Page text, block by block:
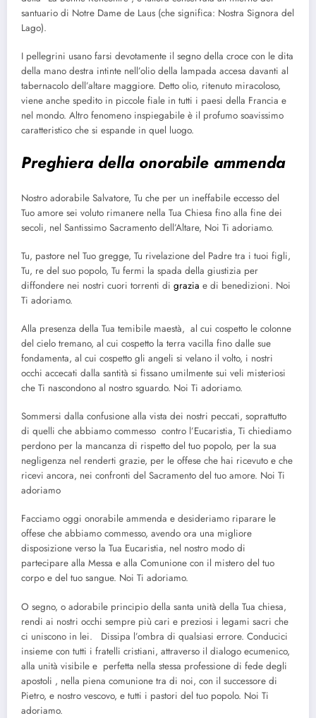
santuario di Notre Dame de Laus (che significa: Nostra Signora del
Lago).
I pellegrini usano farsi devotamente il segno della croce con le dita
della mano destra intinte nell’olio della lampada accesa davanti al
tabernacolo dell’altare maggiore. Detto olio, ritenuto miracoloso,
viene anche spedito in piccole fiale in tutti i paesi della Francia e
nel mondo. Altro fenomeno inspiegabile è il profumo soavissimo
caratteristico che si espande in quel luogo.
Preghiera della onorabile ammenda
Nostro adorabile Salvatore, Tu che per un ineffabile eccesso del
Tuo amore sei voluto rimanere nella Tua Chiesa fino alla fine dei
secoli, nel Santissimo Sacramento dell’Altare, Noi Ti adoriamo.
Tu, pastore nel Tuo gregge, Tu rivelazione del Padre tra i tuoi figli,
Tu, re del suo popolo, Tu fermi la spada della giustizia per
diffondere nei nostri cuori torrenti di grazia e di benedizioni. Noi
Ti adoriamo.
Alla presenza della Tua temibile maestà, al cui cospetto le colonne
del cielo tremano, al cui cospetto la terra vacilla fino dalle sue
fondamenta, al cui cospetto gli angeli si velano il volto, i nostri
occhi accecati dalla santità si fissano umilmente sui veli misteriosi
che Ti nascondono al nostro sguardo. Noi Ti adoriamo.
Sommersi dalla confusione alla vista dei nostri peccati, soprattutto
di quelli che abbiamo commesso contro l’Eucaristia, Ti chiediamo
perdono per la mancanza di rispetto del tuo popolo, per la sua
negligenza nel renderti grazie, per le offese che hai ricevuto e che
ricevi ancora, nei confronti del Sacramento del tuo amore. Noi Ti
adoriamo
Facciamo oggi onorabile ammenda e desideriamo riparare le
offese che abbiamo commesso, avendo ora una migliore
disposizione verso la Tua Eucaristia, nel nostro modo di
partecipare alla Messa e alla Comunione con il mistero del tuo
corpo e del tuo sangue. Noi Ti adoriamo.
O segno, o adorabile principio della santa unità della Tua chiesa,
rendi ai nostri occhi sempre più cari e preziosi i legami sacri che
ci uniscono in lei. Dissipa l’ombra di qualsiasi errore. Conducici
insieme con tutti i fratelli cristiani, attraverso il dialogo ecumenico,
alla unità visibile e perfetta nella stessa professione di fede degli
apostoli , nella piena comunione tra di noi, con il successore di
Pietro, e nostro vescovo, e tutti i pastori del tuo popolo. Noi Ti
adoriamo.